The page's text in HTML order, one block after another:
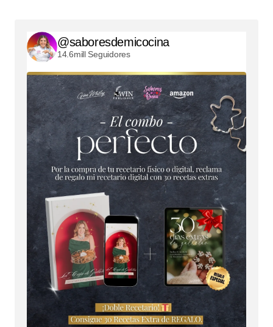
@saboresdemicocina
14.6mill Seguidores